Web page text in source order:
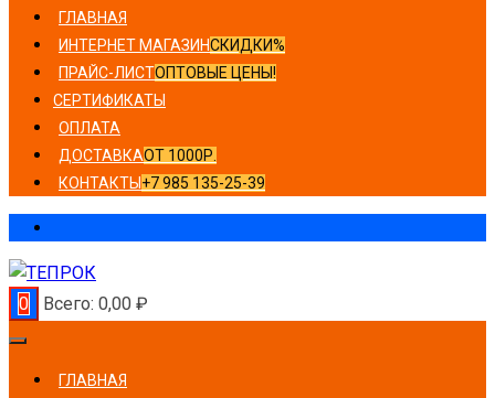
ГЛАВНАЯ
ИНТЕРНЕТ МАГАЗИНСКИДКИ%
ПРАЙС-ЛИСТОПТОВЫЕ ЦЕНЫ!
СЕРТИФИКАТЫ
ОПЛАТА
ДОСТАВКАОТ 1000Р.
КОНТАКТЫ +7 985 135-25-39
0 Всего: 0,00 ₽
ГЛАВНАЯ